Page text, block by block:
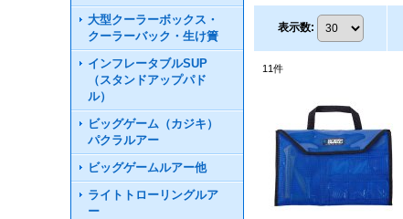
大型クーラーボックス・
クーラーバック・生け簀
インフレータブルSUP
（スタンドアップパド
ル）
ビッグゲーム（カジキ）
パクラルアー
ビッグゲームルアー他
ライトトローリングルア
ー
表示数:
11件